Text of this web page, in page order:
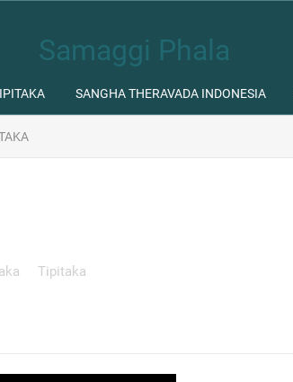
Samaggi Phala
SANGHA THERAVADA INDONESIA
Tipitaka